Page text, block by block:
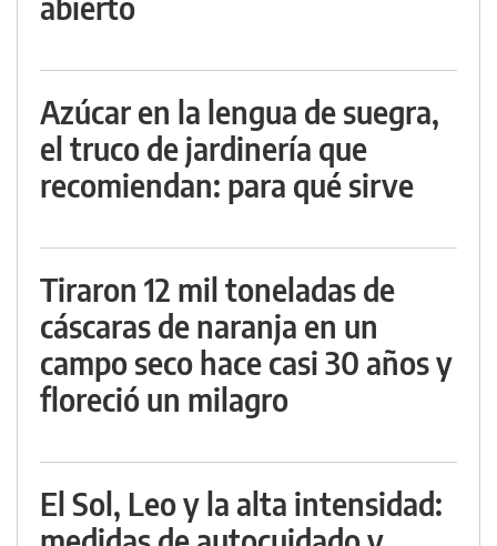
Azúcar en la lengua de suegra,
el truco de jardinería que
recomiendan: para qué sirve
Tiraron 12 mil toneladas de
cáscaras de naranja en un
campo seco hace casi 30 años y
floreció un milagro
El Sol, Leo y la alta intensidad: